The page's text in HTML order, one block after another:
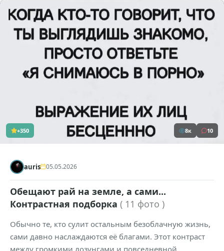
+350 8к 10
auris 05.05.2026
Обещают рай на земле, а сами...
Контрастная подборка ( 11 фото )
Обычно те, кто сулит остальным безоблачную жизнь,
сами давно наслаждаются её благами. Этот контраст
между громкими лозунгами и повседневной